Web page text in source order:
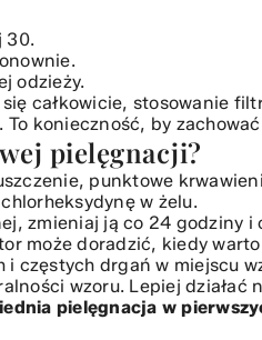
30.
odzieży.
całkowicie, stosowanie
konieczność, by
pielęgnacji?
punktowe
w żelu.
zmieniaj ją co 24 godziny i
może doradzić, kiedy
częstych drgań w miejscu
wzoru. Lepiej działać
pielęgnacja w